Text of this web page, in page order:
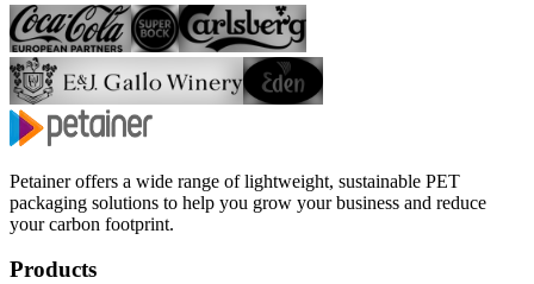
Petainer offers a wide range of lightweight, sustainable PET
packaging solutions to help you grow your business and reduce
your carbon footprint.
Products